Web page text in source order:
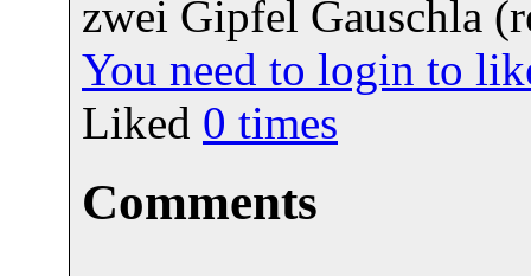
zwei Gipfel Gauschla
You need to login to
Liked 0 times
Comments